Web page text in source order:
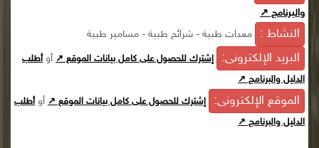
والبرنامج ↗
النشاط : معدات طبية - شرائح طبية - مسامير طبية
البريد الإلكترونى: إشترك للحصول على كامل بيانات الموقع ↗ أوأطلب
الدليل والبرنامج ↗
الموقع الإلكترونى: إشترك للحصول على كامل بيانات الموقع ↗ أوأطلب
الدليل والبرنامج ↗